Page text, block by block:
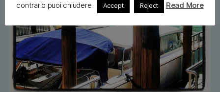
contrario puoi chiudere.
Accept Reject Read More